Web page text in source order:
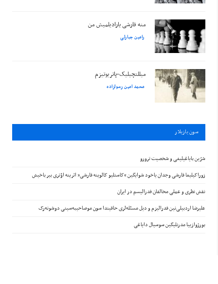
منه قارشی یارادیلمیش من
رامین جبارلی
میللتچیلیک-پاتریوتیزم
محمد امین رسولزاده
سون يازيلار
شرّین بایاغیلیغی و شخصیت ترورو
زوراکیلیغا قارشی وجدان یاخود شوایگین “کاستلیو کالوینه قارشی” اثرینه اؤتری بیر باخیش
نقش نظری و عملی مخالفان فدرالیسم در ایران
علیرضا اردبیلی‌نین فدرالیزم و دیل مسئله‌لری حاقیندا سون موصاحیبه‌سینی دوشونه‌رک
بورژوازییا مدرنلیگین سوسیال دایاغی